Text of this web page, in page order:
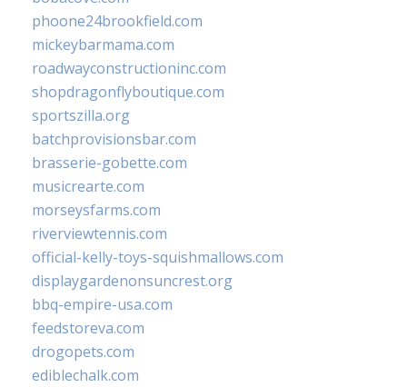
phoone24brookfield.com
mickeybarmama.com
roadwayconstructioninc.com
shopdragonflyboutique.com
sportszilla.org
batchprovisionsbar.com
brasserie-gobette.com
musicrearte.com
morseysfarms.com
riverviewtennis.com
official-kelly-toys-squishmallows.com
displaygardenonsuncrest.org
bbq-empire-usa.com
feedstoreva.com
drogopets.com
ediblechalk.com